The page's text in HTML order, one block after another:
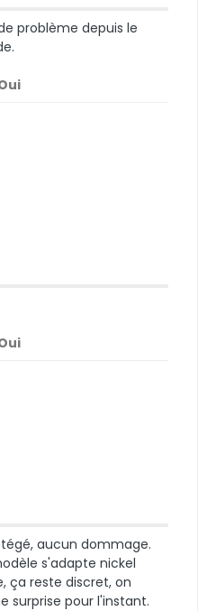
problème depuis le
aucun dommage.
s'adapte nickel
ça reste discret, on
surprise pour l'instant.